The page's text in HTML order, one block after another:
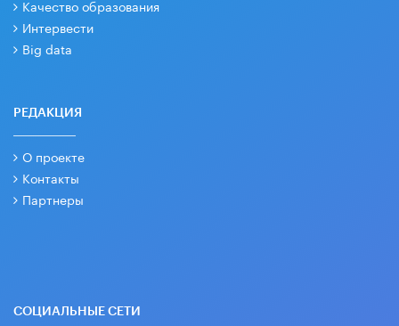
Качество образования
Интервести
Big data
РЕДАКЦИЯ
О проекте
Контакты
Партнеры
СОЦИАЛЬНЫЕ СЕТИ